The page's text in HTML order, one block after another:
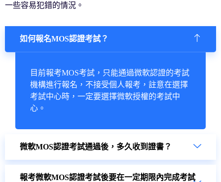
一些容易犯錯的情況。
如何報名MOS認證考試？
目前報考MOS考試，只能通過微軟認證的考試
機構進行報名，不接受個人報考，註意在選擇
考試中心時，一定要選擇微軟授權的考試中
心。
微軟MOS認證考試通過後，多久收到證書？
報考微軟MOS認證考試後要在一定期限內完成考試